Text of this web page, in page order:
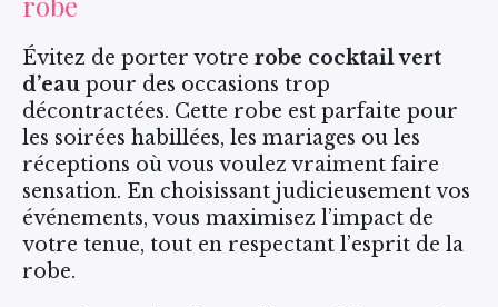
Évitez de porter votre robe cocktail vert
d’eau pour des occasions trop
décontractées. Cette robe est parfaite pour
les soirées habillées, les mariages ou les
réceptions où vous voulez vraiment faire
sensation. En choisissant judicieusement vos
événements, vous maximisez l’impact de
votre tenue, tout en respectant l’esprit de la
robe.